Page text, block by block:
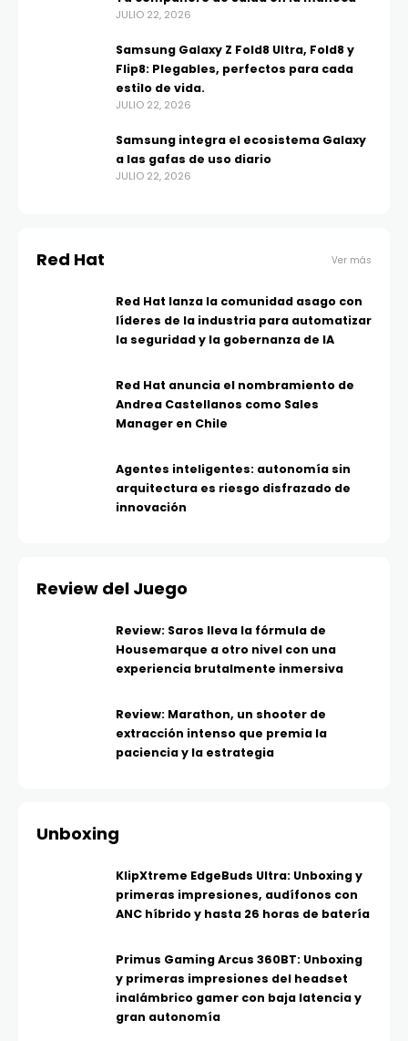
JULIO 22, 2026
Samsung Galaxy Z Fold8 Ultra, Fold8 y
Flip8: Plegables, perfectos para cada
estilo de vida.
JULIO 22, 2026
Samsung integra el ecosistema Galaxy
a las gafas de uso diario
JULIO 22, 2026
Red Hat Ver más
Red Hat lanza la comunidad asago con
líderes de la industria para automatizar
la seguridad y la gobernanza de IA
Red Hat anuncia el nombramiento de
Andrea Castellanos como Sales
Manager en Chile
Agentes inteligentes: autonomía sin
arquitectura es riesgo disfrazado de
innovación
Review del Juego
Review: Saros lleva la fórmula de
Housemarque a otro nivel con una
experiencia brutalmente inmersiva
Review: Marathon, un shooter de
extracción intenso que premia la
paciencia y la estrategia
Unboxing
KlipXtreme EdgeBuds Ultra: Unboxing y
primeras impresiones, audífonos con
ANC híbrido y hasta 26 horas de batería
Primus Gaming Arcus 360BT: Unboxing
y primeras impresiones del headset
inalámbrico gamer con baja latencia y
gran autonomía